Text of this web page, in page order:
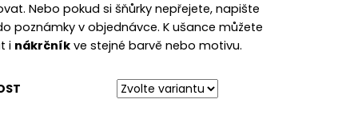
Nebo pokud si šňůrky nepřejete, napište
poznámky v objednávce. K ušance můžete
i nákrčník ve stejné barvě nebo motivu.
MIDI BLACK S